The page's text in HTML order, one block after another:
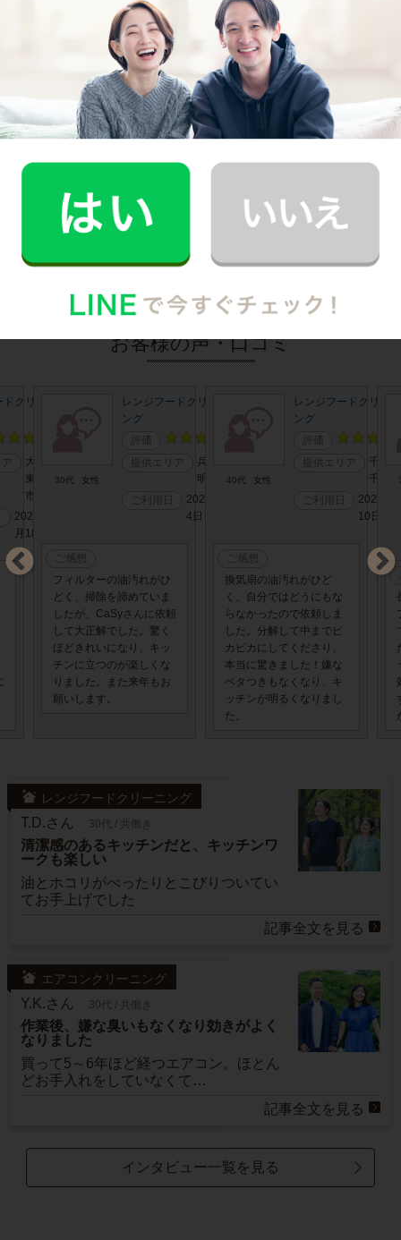
パックメニュー
その他のメニュー
ソファ 庭・ベランダ コーティング 空室清掃
室内除菌 墓参り代行
お客様の声・口コミ
クリーニ
大阪府
東大阪
市
2024年10
月18日
30代 女性
レンジフードクリーニ
ング
評価
提供エリア
兵庫県
明石市
ご利用日
2024年8月
4日
ご感想
フィルターの油汚れがひ
どく、掃除を諦めていま
したが、CaSyさんに依頼
して大正解でした。驚く
ほどきれいになり、キッ
チンに立つのが楽しくな
りました。また来年もお
願いします。
40代 女性
レンジフードクリーニ
ング
評価
提供エリア
千葉県
千葉市
ご利用日
2025年
10日
ご感想
換気扇の油汚れがひど
く、自分ではどうにもな
らなかったので依頼しま
した。分解して中までピ
カピカにしてくださり、
本当に驚きました！嫌な
ベタつきもなくなり、キ
ッチンが明るくなりまし
た。
レンジフードクリーニング
T.D.さん 30代 / 共働き
清潔感のあるキッチンだと、キッチンワ
ークも楽しい
油とホコリがべったりとこびりついてい
てお手上げでした
記事全文を見る
エアコンクリーニング
Y.K.さん 30代 / 共働き
作業後、嫌な臭いもなくなり効きがよく
なりました
買って5～6年ほど経つエアコン。ほとん
どお手入れをしていなくて…
記事全文を見る
インタビュー一覧を見る